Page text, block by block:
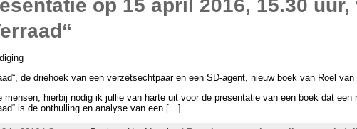
op 15 april 2016, 15.30
de driehoek van een verzetsechtpaar en een SD-agent, nieuw boek van Roel
mensen, hierbij nodig ik jullie van harte uit voor de presentatie van een boek dat
is de onthulling en analyse van een […]